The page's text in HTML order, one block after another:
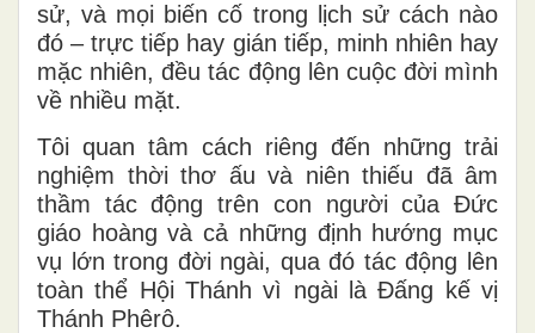
sử, và mọi biến cố trong lịch sử cách nào
đó – trực tiếp hay gián tiếp, minh nhiên hay
mặc nhiên, đều tác động lên cuộc đời mình
về nhiều mặt.
Tôi quan tâm cách riêng đến những trải
nghiệm thời thơ ấu và niên thiếu đã âm
thầm tác động trên con người của Đức
giáo hoàng và cả những định hướng mục
vụ lớn trong đời ngài, qua đó tác động lên
toàn thể Hội Thánh vì ngài là Đấng kế vị
Thánh Phêrô.